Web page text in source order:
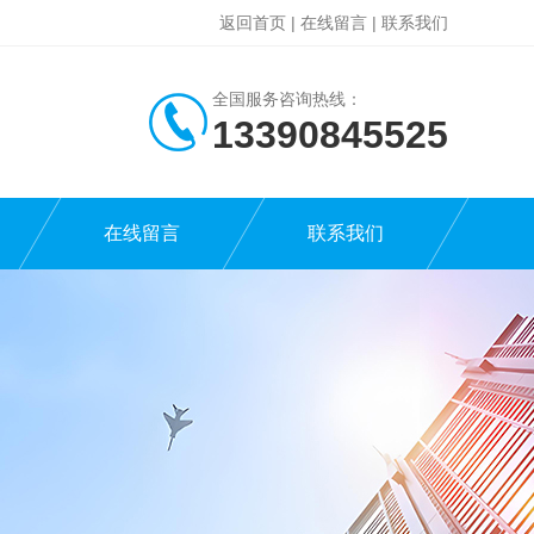
返回首页 | 在线留言 | 联系我们
全国服务咨询热线：
13390845525
在线留言 联系我们